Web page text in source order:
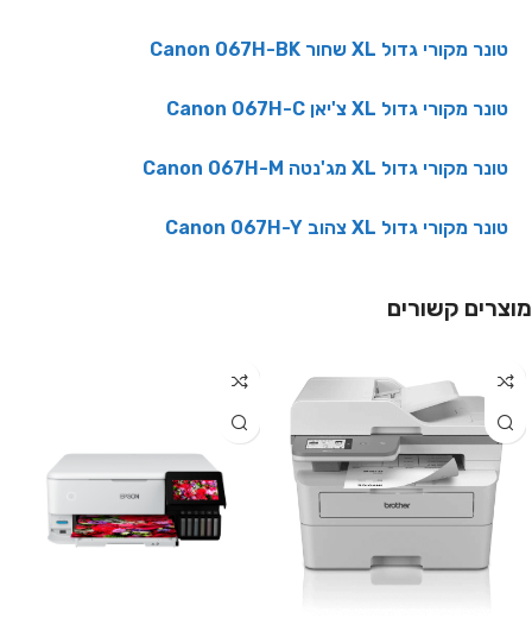
טונר מקורי גדול XL שחור Canon 067H-BK
טונר מקורי גדול XL צ'יאן Canon 067H-C
טונר מקורי גדול XL מג'נטה Canon 067H-M
טונר מקורי גדול XL צהוב Canon 067H-Y
מוצרים קשורים